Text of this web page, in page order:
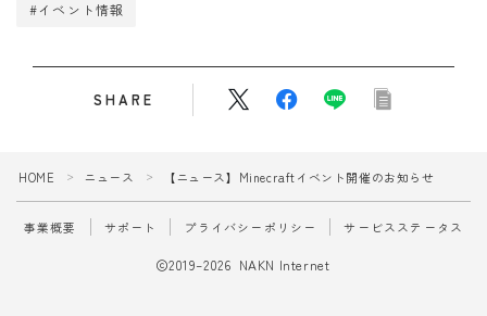
#イベント情報
SHARE
HOME ＞ ニュース ＞ 【ニュース】Minecraftイベント開催のお知らせ
事業概要 サポート プライバシーポリシー サービスステータス
2019–2026 NAKN Internet